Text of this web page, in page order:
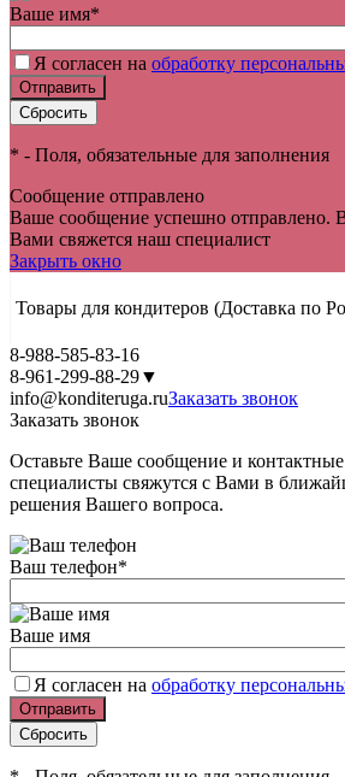
Ваше имя*
Я согласен на обработку
* - Поля, обязательные для заполнения
Сообщение отправлено
Ваше сообщение успешно отправлено.
Вами свяжется наш специалист
Закрыть окно
Товары для кондитеров (Доставка по
8-988-585-83-16
8-961-299-88-29▼
info@konditeruga.ruЗаказать звонок
Заказать звонок
Оставьте Ваше сообщение и
специалисты свяжутся с Вами в
решения Вашего вопроса.
Ваш телефон*
Ваше имя
Я согласен на обработку